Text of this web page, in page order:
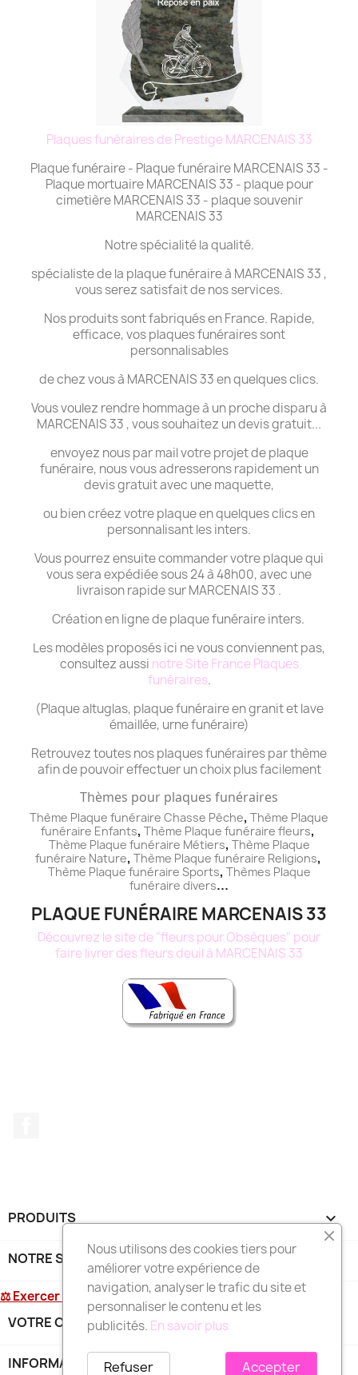
Plaques funéraires de Prestige MARCENAIS 33
Plaque funéraire - Plaque funéraire MARCENAIS 33 -
Plaque mortuaire MARCENAIS 33 - plaque pour
cimetière MARCENAIS 33 - plaque souvenir
MARCENAIS 33
Notre spécialité la qualité.
spécialiste de la plaque funéraire à MARCENAIS 33 ,
vous serez satisfait de nos services.
Nos produits sont fabriqués en France. Rapide,
efficace, vos plaques funéraires sont
personnalisables
de chez vous à MARCENAIS 33 en quelques clics.
Vous voulez rendre hommage à un proche disparu à
MARCENAIS 33 , vous souhaitez un devis gratuit...
envoyez nous par mail votre projet de plaque
funéraire, nous vous adresserons rapidement un
devis gratuit avec une maquette,
ou bien créez votre plaque en quelques clics en
personnalisant les inters.
Vous pourrez ensuite commander votre plaque qui
vous sera expédiée sous 24 à 48h00, avec une
livraison rapide sur MARCENAIS 33 .
Création en ligne de plaque funéraire inters.
Les modèles proposés ici ne vous conviennent pas,
consultez aussi notre Site France Plaques
funéraires.
(Plaque altuglas, plaque funéraire en granit et lave
émaillée, urne funéraire)
Retrouvez toutes nos plaques funéraires par thème
afin de pouvoir effectuer un choix plus facilement
Thèmes pour plaques funéraires
Thème Plaque funéraire Chasse Pêche, Thème Plaque
funéraire Enfants, Thème Plaque funéraire fleurs,
Thème Plaque funéraire Métiers, Thème Plaque
funéraire Nature, Thème Plaque funéraire Religions,
Thème Plaque funéraire Sports, Thèmes Plaque
funéraire divers...
PLAQUE FUNÉRAIRE MARCENAIS 33
Découvrez le site de "fleurs pour Obsèques" pour
faire livrer des fleurs deuil à MARCENAIS 33
PRODUITS 
NOTRE SOCIÉTÉ
⚖ Exercer mon droit de rétractation
VOTRE COMPTE
INFORMATIONS
Nous utilisons des cookies tiers pour
améliorer votre expérience de
navigation, analyser le trafic du site et
personnaliser le contenu et les
publicités. En savoir plus
Accepter
Refuser